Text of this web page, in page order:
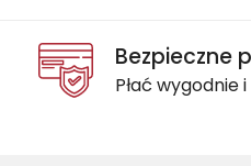
Bezpieczne
Płać wygodnie